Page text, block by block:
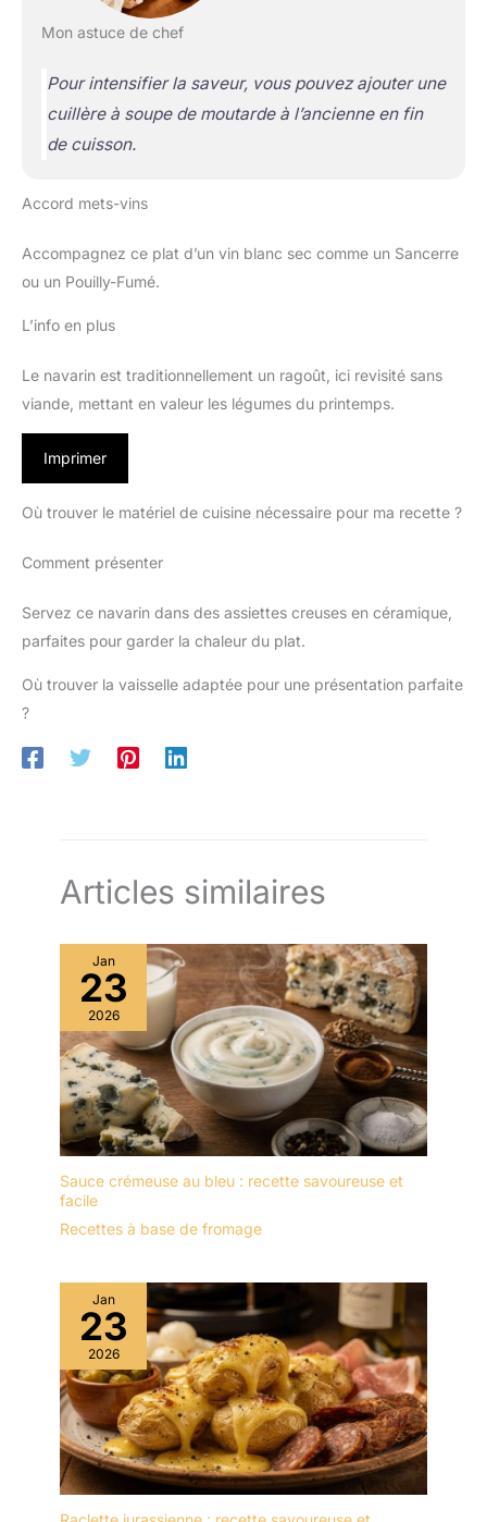
Mon astuce de chef
Pour intensifier la saveur, vous pouvez ajouter une
cuillère à soupe de moutarde à l’ancienne en fin
de cuisson.
Accord mets-vins
Accompagnez ce plat d’un vin blanc sec comme un Sancerre
ou un Pouilly-Fumé.
L’info en plus
Le navarin est traditionnellement un ragoût, ici revisité sans
viande, mettant en valeur les légumes du printemps.
Imprimer
Où trouver le matériel de cuisine nécessaire pour ma recette ?
Comment présenter
Servez ce navarin dans des assiettes creuses en céramique,
parfaites pour garder la chaleur du plat.
Où trouver la vaisselle adaptée pour une présentation parfaite
?
Articles similaires
Jan
23
2026
Sauce crémeuse au bleu : recette savoureuse et
facile
Recettes à base de fromage
Jan
23
2026